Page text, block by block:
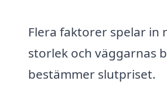
Flera faktorer spelar in
storlek och väggarnas
bestämmer slutpriset.